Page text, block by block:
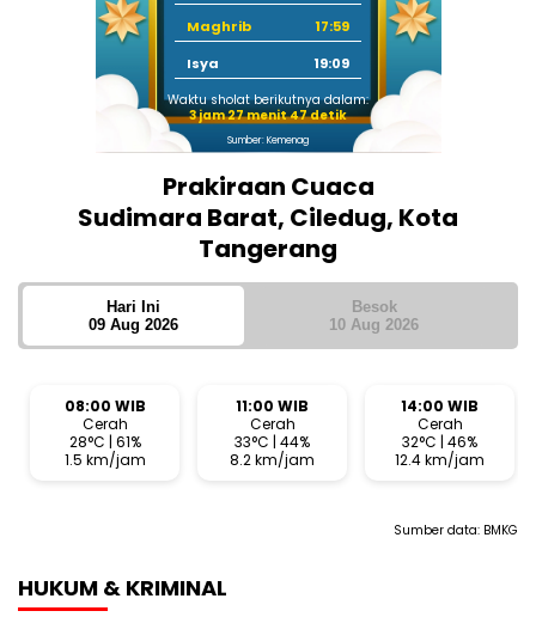
Maghrib
17:59
Isya
19:09
Waktu sholat berikutnya dalam:
3 jam 27 menit 46 detik
Sumber: Kemenag
Prakiraan Cuaca
Sudimara Barat, Ciledug, Kota
Tangerang
Hari Ini
09 Aug 2026
Besok
10 Aug 2026
08:00 WIB
Cerah
28°C | 61%
1.5 km/jam
11:00 WIB
Cerah
33°C | 44%
8.2 km/jam
14:00 WIB
Cerah
32°C | 46%
12.4 km/jam
Sumber data: BMKG
HUKUM & KRIMINAL